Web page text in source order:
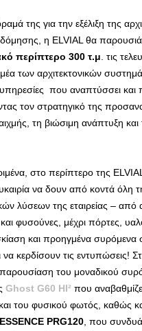
της για την εξέλιξη της
η ELVIAL θα
περίπτερο 300 τ.μ . τις
των αρχιτεκτονικών
που αναπτύσσει και
τον στρατηγικό της
τη βιώσιμη ανάπτυξη
στο περίπτερο της
να δουν από κοντά όλη
λύσεων της εταιρείας – από
φυσούνες, μέχρι πόρτες,
και προηγμένα
κερδίσουν τις εντυπώσεις!
παρουσίαση του μοναδικού
Ghost G60 HI² που
του φυσικού φωτός, καθώς
ESSENCE PRG120 , που